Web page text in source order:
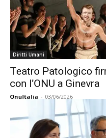
Diritti Umani
Teatro Patologico
con l’ONU a Ginevra
OnuItalia - 03/06/2026